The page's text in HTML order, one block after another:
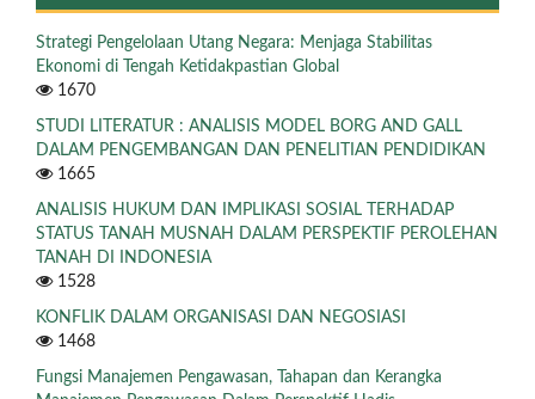
Strategi Pengelolaan Utang Negara: Menjaga Stabilitas
Ekonomi di Tengah Ketidakpastian Global
1670
STUDI LITERATUR : ANALISIS MODEL BORG AND GALL
DALAM PENGEMBANGAN DAN PENELITIAN PENDIDIKAN
1665
ANALISIS HUKUM DAN IMPLIKASI SOSIAL TERHADAP
STATUS TANAH MUSNAH DALAM PERSPEKTIF PEROLEHAN
TANAH DI INDONESIA
1528
KONFLIK DALAM ORGANISASI DAN NEGOSIASI
1468
Fungsi Manajemen Pengawasan, Tahapan dan Kerangka